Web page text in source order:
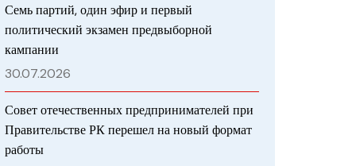
Семь партий, один эфир и первый
политический экзамен предвыборной
кампании
30.07.2026
Совет отечественных предпринимателей при
Правительстве РК перешел на новый формат
работы